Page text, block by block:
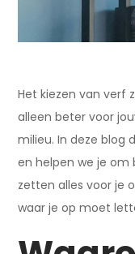
Het kiezen van verf
alleen beter voor
milieu. In deze blog
en helpen we je om
zetten alles voor je
waar je op moet